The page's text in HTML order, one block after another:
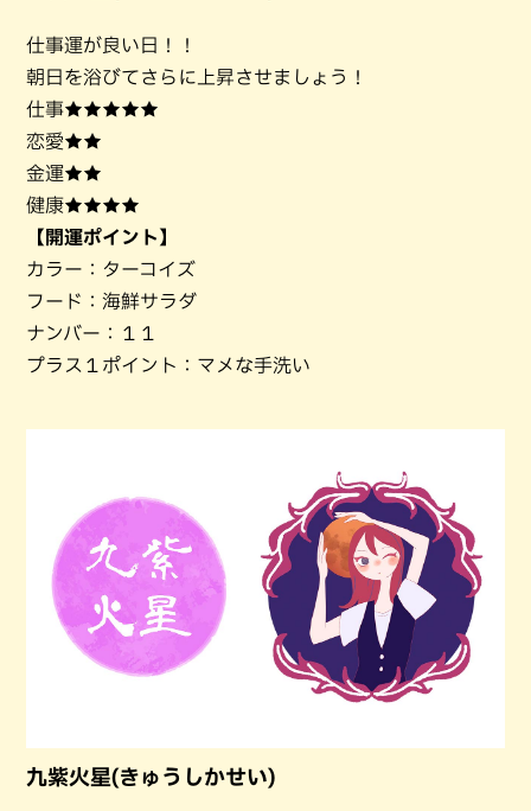
仕事運が良い日！！
朝日を浴びてさらに上昇させましょう！
仕事★★★★★
恋愛★★
金運★★
健康★★★★
【開運ポイント】
カラー：ターコイズ
フード：海鮮サラダ
ナンバー：１１
プラス１ポイント：マメな手洗い
九紫火星(きゅうしかせい)